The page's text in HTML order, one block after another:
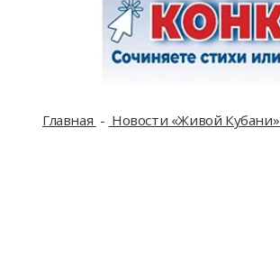
Главная Новости «Живой Кубани»